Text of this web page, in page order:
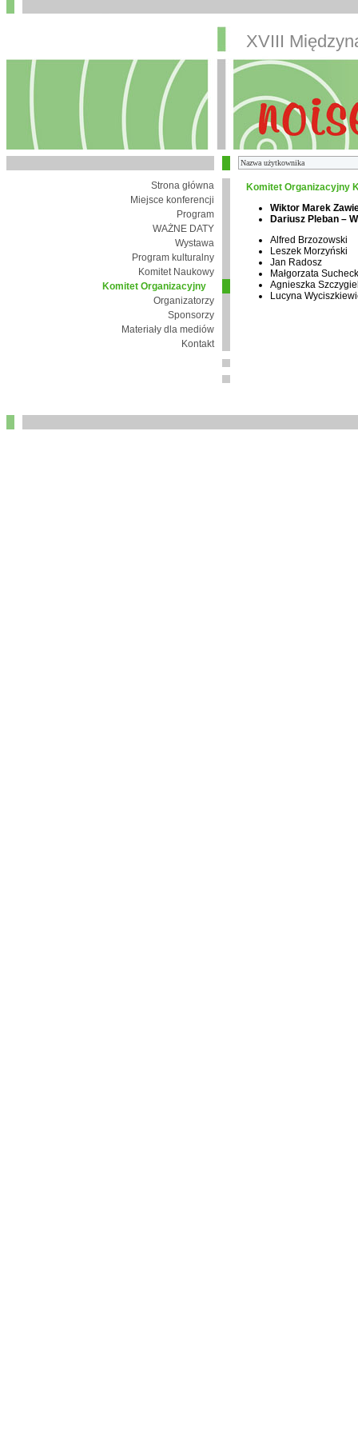
XVIII
Strona główna
Miejsce konferencji
Program
WAŻNE DATY
Wystawa
Program kulturalny
Komitet Naukowy
Komitet Organizacyjny
Organizatorzy
Sponsorzy
Materiały dla mediów
Kontakt
Komitet Organizacyjny
Wiktor Marek
Dariusz Pleban –
Alfred Brzozowski
Leszek Morzyński
Jan Radosz
Małgorzata
Agnieszka
Lucyna